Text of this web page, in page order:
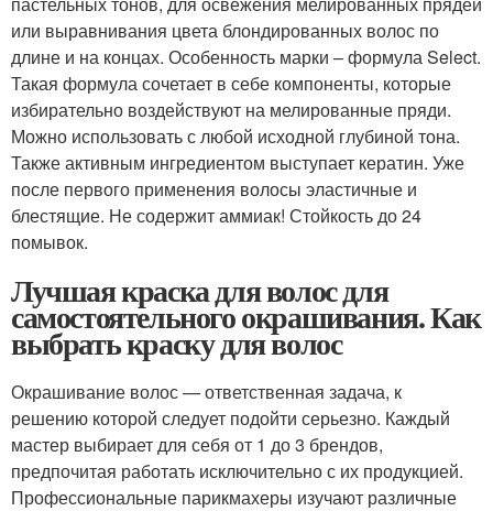
или выравнивания цвета блондированных волос по
длине и на концах. Особенность марки – формула Select.
Такая формула сочетает в себе компоненты, которые
избирательно воздействуют на мелированные пряди.
Можно использовать с любой исходной глубиной тона.
Также активным ингредиентом выступает кератин. Уже
после первого применения волосы эластичные и
блестящие. Не содержит аммиак! Стойкость до 24
помывок.
Лучшая краска для волос для
самостоятельного окрашивания. Как
выбрать краску для волос
Окрашивание волос — ответственная задача, к
решению которой следует подойти серьезно. Каждый
мастер выбирает для себя от 1 до 3 брендов,
предпочитая работать исключительно с их продукцией.
Профессиональные парикмахеры изучают различные